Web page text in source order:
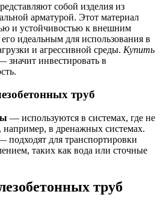
собой изделия из
арматурой. Этот материал
и устойчивостью к внешним
идеальным для использования в
и агрессивной среды. Купить
значит инвестировать в
труб
— используются в системах, где не
например, в дренажных системах.
подходят для транспортировки
таких как вода или сточные
труб